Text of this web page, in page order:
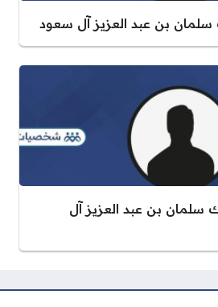
بن عبد العزيز آل سعود
سلمان بن عبد العزيز آل